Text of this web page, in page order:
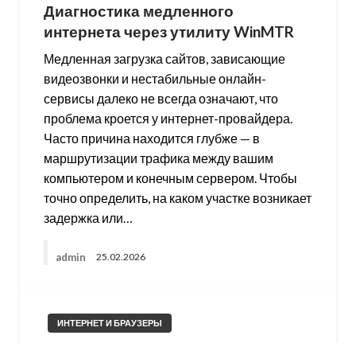
Диагностика медленного
интернета через утилиту WinMTR
Медленная загрузка сайтов, зависающие
видеозвонки и нестабильные онлайн-
сервисы далеко не всегда означают, что
проблема кроется у интернет-провайдера.
Часто причина находится глубже — в
маршрутизации трафика между вашим
компьютером и конечным сервером. Чтобы
точно определить, на каком участке возникает
задержка или…
admin 25.02.2026
ИНТЕРНЕТ И БРАУЗЕРЫ